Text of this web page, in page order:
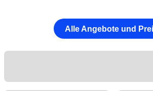
Alle Angebote und